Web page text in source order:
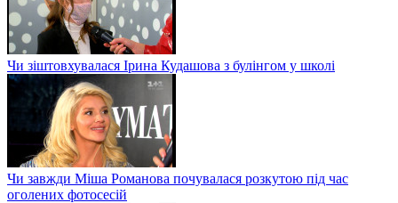
Чи зіштовхувалася Ірина Кудашова з булінгом у школі
Чи завжди Міша Романова почувалася розкутою під час
оголених фотосесій